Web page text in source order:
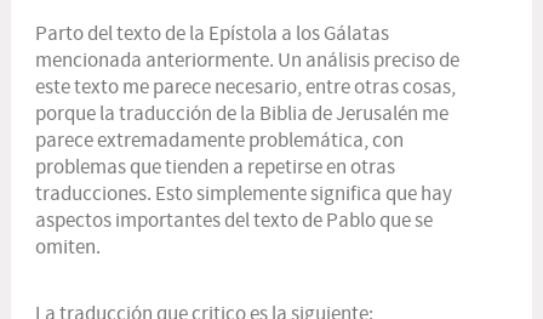
Parto del texto de la Epístola a los Gálatas
mencionada anteriormente. Un análisis preciso de
este texto me parece necesario, entre otras cosas,
porque la traducción de la Biblia de Jerusalén me
parece extremadamente problemática, con
problemas que tienden a repetirse en otras
traducciones. Esto simplemente significa que hay
aspectos importantes del texto de Pablo que se
omiten.
La traducción que critico es la siguiente: